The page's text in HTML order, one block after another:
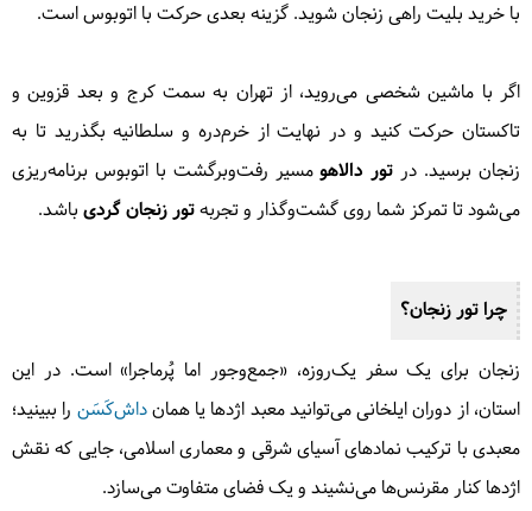
با خرید بلیت راهی زنجان شوید. گزینه بعدی حرکت با اتوبوس است.
اگر با ماشین شخصی می‌روید، از تهران به سمت کرج و بعد قزوین و
تاکستان حرکت کنید و در نهایت از خرم‌دره و سلطانیه بگذرید تا به
زنجان برسید. در تور دالاهومسیر رفت‌وبرگشت با اتوبوس برنامه‌ریزی
می‌شود تا تمرکز شما روی گشت‌وگذار و تجربهتور زنجان گردی باشد.
چرا تور زنجان؟
زنجان برای یک سفر یک‌روزه، «جمع‌وجور اما پُرماجرا» است. در این
استان، از دوران ایلخانی می‌توانید معبد اژدها یا همانداش‌کَسَن را ببینید؛
معبدی با ترکیب نمادهای آسیای شرقی و معماری اسلامی، جایی که نقش
اژدها کنار مقرنس‌ها می‌نشیند و یک فضای متفاوت می‌سازد.